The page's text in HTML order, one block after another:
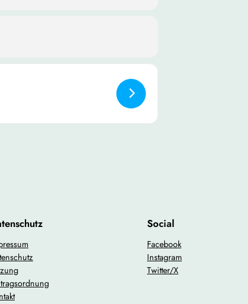
willkommen! Wir freuen uns
Social
Facebook
Instagram
Twitter/X